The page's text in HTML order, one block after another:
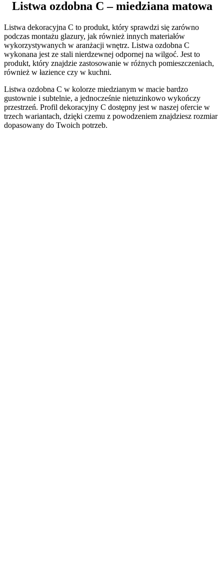
Listwa ozdobna C – miedziana matowa
Listwa dekoracyjna C to produkt, który sprawdzi się zarówno
podczas montażu glazury, jak również innych materiałów
wykorzystywanych w aranżacji wnętrz. Listwa ozdobna C
wykonana jest ze stali nierdzewnej odpornej na wilgoć. Jest to
produkt, który znajdzie zastosowanie w różnych pomieszczeniach,
również w łazience czy w kuchni.
Listwa ozdobna C w kolorze miedzianym w macie bardzo
gustownie i subtelnie, a jednocześnie nietuzinkowo wykończy
przestrzeń. Profil dekoracyjny C dostępny jest w naszej ofercie w
trzech wariantach, dzięki czemu z powodzeniem znajdziesz rozmiar
dopasowany do Twoich potrzeb.